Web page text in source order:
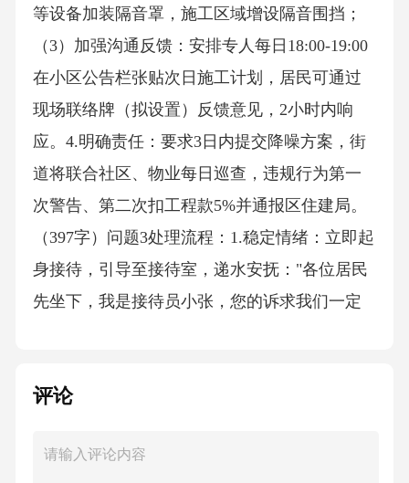
等设备加装隔音罩，施工区域增设隔音围挡；
（3）加强沟通反馈：安排专人每日18:00-19:00
在小区公告栏张贴次日施工计划，居民可通过
现场联络牌（拟设置）反馈意见，2小时内响
应。4.明确责任：要求3日内提交降噪方案，街
道将联合社区、物业每日巡查，违规行为第一
次警告、第二次扣工程款5%并通报区住建局。
（397字）问题3处理流程：1.稳定情绪：立即起
身接待，引导至接待室，递水安抚："各位居民
先坐下，我是接待员小张，您的诉求我们一定
（重点记录张奶奶孙子受伤时间、治疗情况，
被影响（如3栋2单元李大爷反映"夜间走路绊
评论